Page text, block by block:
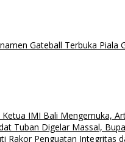
Gateball Terbuka Piala
Ketua IMI Bali Mengemuka,
Tuban Digelar Massal,
Rakor Penguatan Integritas